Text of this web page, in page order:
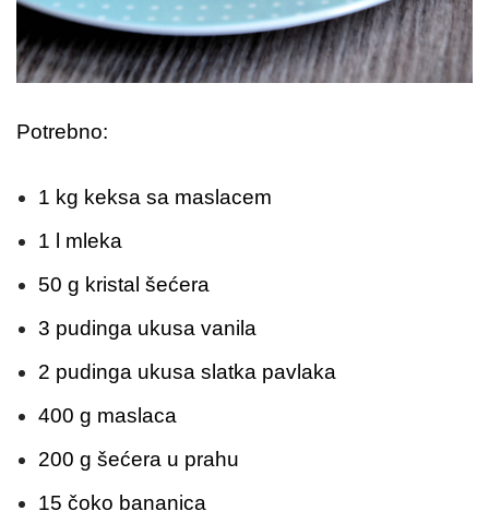
Potrebno:
1 kg keksa sa maslacem
1 l mleka
50 g kristal šećera
3 pudinga ukusa vanila
2 pudinga ukusa slatka pavlaka
400 g maslaca
200 g šećera u prahu
15 čoko bananica